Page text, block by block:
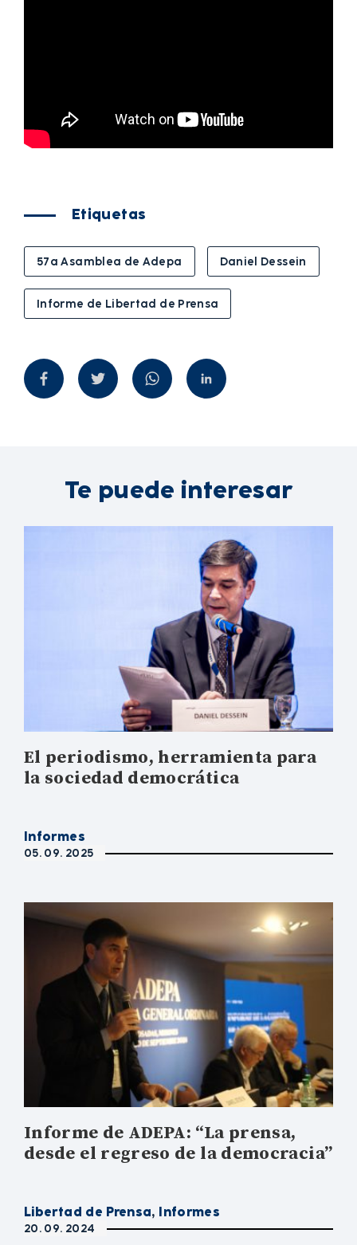
Etiquetas
57a Asamblea de Adepa Daniel Dessein
Informe de Libertad de Prensa
Te puede interesar
El periodismo, herramienta para
la sociedad democrática
Informes
05. 09. 2025
Informe de ADEPA: “La prensa,
desde el regreso de la democracia”
Libertad de Prensa, Informes
20. 09. 2024